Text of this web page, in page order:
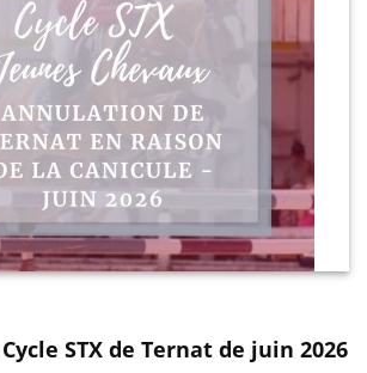
STX de Ternat de juin 2026